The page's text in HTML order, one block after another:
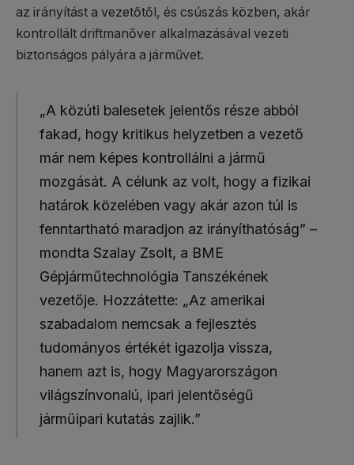
az irányítást a vezetőtől, és csúszás közben, akár
kontrollált driftmanőver alkalmazásával vezeti
biztonságos pályára a járművet.
„A közúti balesetek jelentős része abból
fakad, hogy kritikus helyzetben a vezető
már nem képes kontrollálni a jármű
mozgását. A célunk az volt, hogy a fizikai
határok közelében vagy akár azon túl is
fenntartható maradjon az irányíthatóság” –
mondta Szalay Zsolt, a BME
Gépjárműtechnológia Tanszékének
vezetője. Hozzátette: „Az amerikai
szabadalom nemcsak a fejlesztés
tudományos értékét igazolja vissza,
hanem azt is, hogy Magyarországon
világszínvonalú, ipari jelentőségű
járműipari kutatás zajlik.”